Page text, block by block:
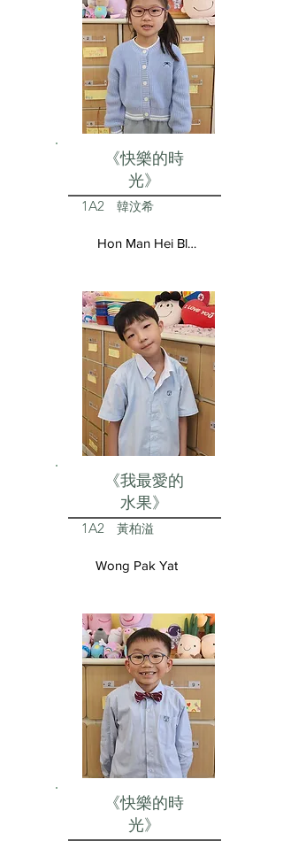
《快樂的時
光》
1A2 韓汶希
Hon Man Hei Blair
《我最愛的
水果》
1A2 黃柏溢
Wong Pak Yat
《快樂的時
光》